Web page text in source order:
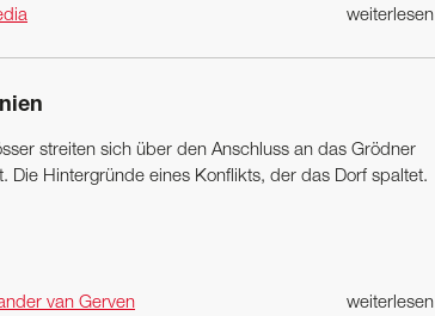
weiterlesen
streiten sich über den Anschluss an das Grödner
Die Hintergründe eines Konflikts, der das Dorf spaltet.
weiterlesen
van Gerven